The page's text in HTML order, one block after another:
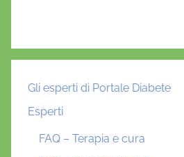
Gli esperti di Portale Diabete
Esperti
FAQ – Terapia e cura